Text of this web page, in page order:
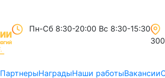
Пн-Сб 8:30-20:00 Вс 8:30-15:30
ПартнерыНаградыНаши работыВакансии